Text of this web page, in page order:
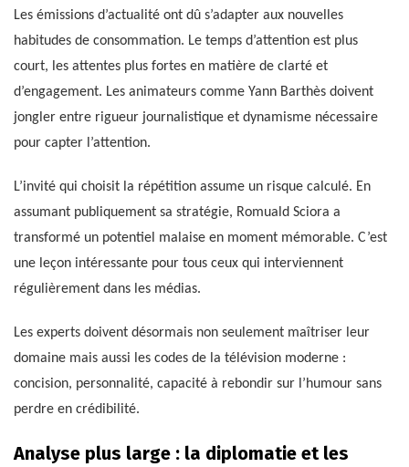
Les émissions d’actualité ont dû s’adapter aux nouvelles
habitudes de consommation. Le temps d’attention est plus
court, les attentes plus fortes en matière de clarté et
d’engagement. Les animateurs comme Yann Barthès doivent
jongler entre rigueur journalistique et dynamisme nécessaire
pour capter l’attention.
L’invité qui choisit la répétition assume un risque calculé. En
assumant publiquement sa stratégie, Romuald Sciora a
transformé un potentiel malaise en moment mémorable. C’est
une leçon intéressante pour tous ceux qui interviennent
régulièrement dans les médias.
Les experts doivent désormais non seulement maîtriser leur
domaine mais aussi les codes de la télévision moderne :
concision, personnalité, capacité à rebondir sur l’humour sans
perdre en crédibilité.
Analyse plus large : la diplomatie et les